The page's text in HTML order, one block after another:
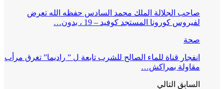
صاحب الجلالة الملك محمد السادس حفظه الله تعرض
لفيروس كورونا المستجد كوفيد – 19 ، بدون…
صحة
انفجار قناة للماء الصالح للشرب تابعة ل ” راديما” تغرق مرأب
مقاولة بمراكش…
السابق التالي